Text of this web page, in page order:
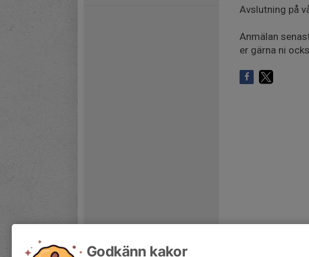
Avslutning på
Anmälan
er gärna ni
Godkänn kakor